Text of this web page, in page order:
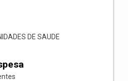
DE SAUDE